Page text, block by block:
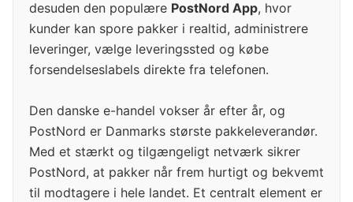
desuden den populære PostNord App, hvor
kunder kan spore pakker i realtid, administrere
leveringer, vælge leveringssted og købe
forsendelseslabels direkte fra telefonen.
Den danske e-handel vokser år efter år, og
PostNord er Danmarks største pakkeleverandør.
Med et stærkt og tilgængeligt netværk sikrer
PostNord, at pakker når frem hurtigt og bekvemt
til modtagere i hele landet. Et centralt element er